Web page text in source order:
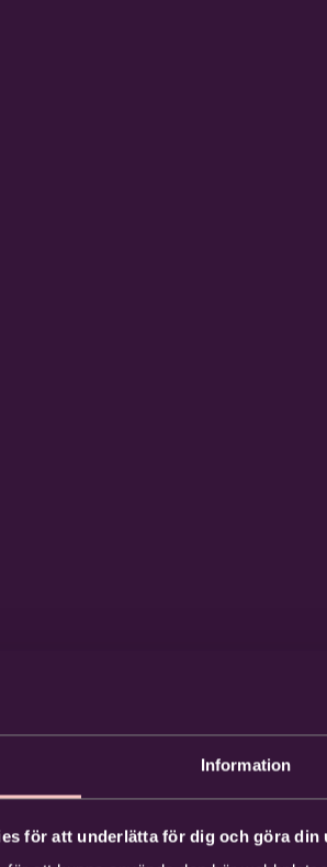
Information
för att underlätta för dig och göra din